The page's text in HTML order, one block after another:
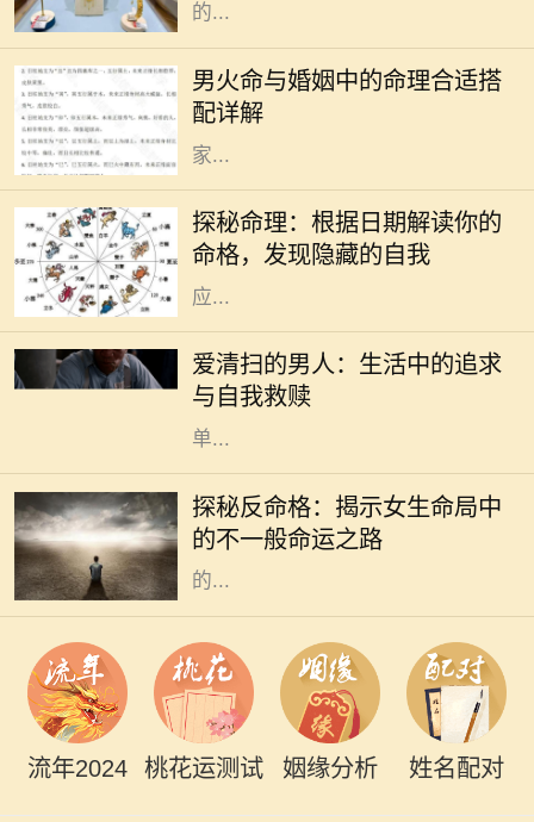
的...
男火命与婚姻中的命理合适搭
配详解
命理学在中国传统文化中占据着重要
的地位，尤其是在婚姻选择上。对于
男火命来说，选择合适的命理搭配非
常关键，这可以影响到感情的和谐与
家...
探秘命理：根据日期解读你的
命格，发现隐藏的自我
在中国传统文化中，命理学作为一门
古老的学问，深受人们的关注。每个
人的生辰八字、出生日期，都会对其
命格产生显著的影响。不同的日期对
应...
爱清扫的男人：生活中的追求
与自我救赎
在现代社会中，越来越多的人开始关
注生活质量和内心的宁静。其中，有
一种特别的现象引起了我们的注意：
那些热爱清扫的男人。他们并不是简
单...
探秘反命格：揭示女生命局中
的不一般命运之路
在命理学中，命格通常是指一个人根
据其出生时间、地点所形成的命局。
然而，什么是反命格呢？简单来说，
反命格是指与传统命局形成鲜明对照
的...
流年2024 桃花运测试 姻缘分析 姓名配对